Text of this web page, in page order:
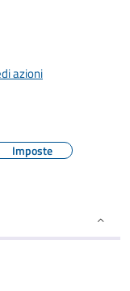
azioni
Imposte